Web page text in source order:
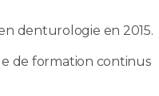
denturologie en 2015.
de formation continus